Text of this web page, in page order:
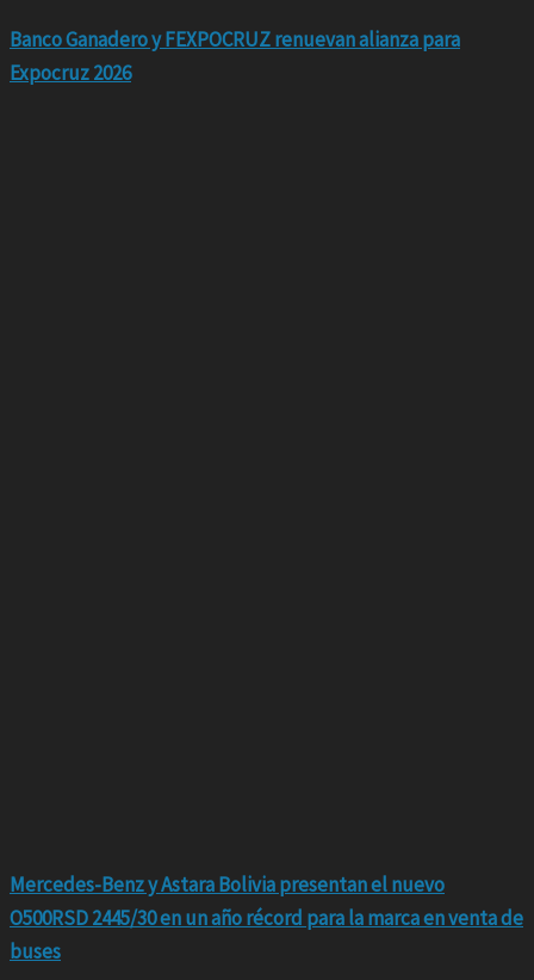
Banco Ganadero y FEXPOCRUZ renuevan alianza para
Expocruz 2026
Mercedes-Benz y Astara Bolivia presentan el nuevo
O500RSD 2445/30 en un año récord para la marca en venta de
buses